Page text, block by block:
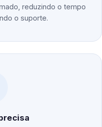
reduzindo o tempo
o suporte.